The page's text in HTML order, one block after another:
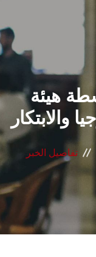
عن الجامعة
القطاعـات
الشئون الأكاديمية
البحث العلمي
الرعاية الصحية
المراكز والوحدات
الأنظمة الذكية
هيئة
والابتكار
تفاصيل الخبر